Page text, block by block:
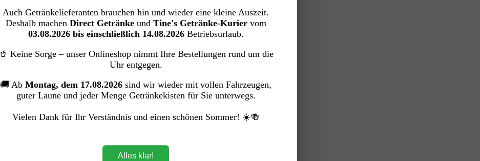
Auch Getränkelieferanten brauchen hin und wieder eine kleine Auszeit.
Deshalb machen Direct Getränkeund Tine's Getränke-Kuriervom
03.08.2026 bis einschließlich 14.08.2026Betriebsurlaub.
🥤 Keine Sorge – unser Onlineshop nimmt Ihre Bestellungen rund um die
Uhr entgegen.
🚚 Ab Montag, dem 17.08.2026 sind wir wieder mit vollen Fahrzeugen,
guter Laune und jeder Menge Getränkekisten für Sie unterwegs.
Vielen Dank für Ihr Verständnis und einen schönen Sommer! ☀️🍻
Alles klar!